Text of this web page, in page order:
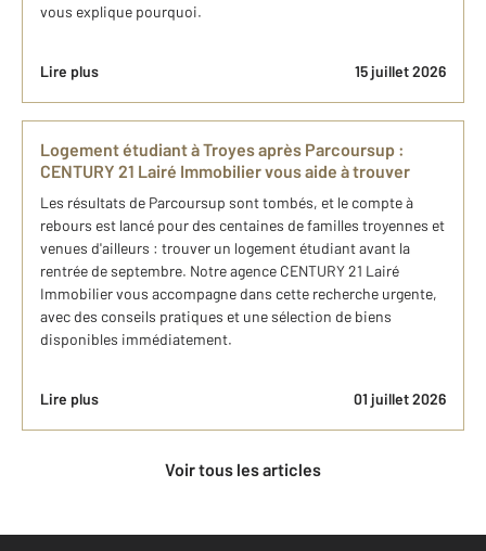
vous explique pourquoi.
Lire plus 15 juillet 2026
Logement étudiant à Troyes après Parcoursup :
CENTURY 21 Lairé Immobilier vous aide à trouver
Les résultats de Parcoursup sont tombés, et le compte à
rebours est lancé pour des centaines de familles troyennes et
venues d'ailleurs : trouver un logement étudiant avant la
rentrée de septembre. Notre agence CENTURY 21 Lairé
Immobilier vous accompagne dans cette recherche urgente,
avec des conseils pratiques et une sélection de biens
disponibles immédiatement.
Lire plus 01 juillet 2026
Voir tous les articles